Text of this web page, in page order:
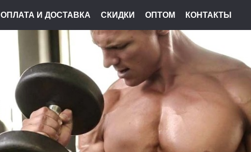
ОПЛАТА И ДОСТАВКА СКИДКИ ОПТОМ КОНТАКТЫ